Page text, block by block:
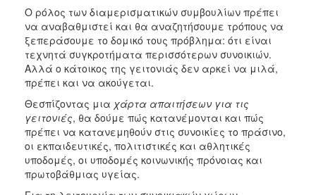
Ο ρόλος των διαμερισματικών συμβουλίων πρέπει
να αναβαθμιστεί και θα αναζητήσουμε τρόπους να
ξεπεράσουμε το δομικό τους πρόβλημα: ότι είναι
τεχνητά συγκροτήματα περισσότερων συνοικιών.
Αλλά ο κάτοικος της γειτονιάς δεν αρκεί να μιλά,
πρέπει και να ακούγεται.
Θεσπίζοντας μια χάρτα απαιτήσεων για τις
γειτονιές, θα δούμε πώς κατανέμονται και πώς
πρέπει να κατανεμηθούν στις συνοικίες το πράσινο,
οι εκπαιδευτικές, πολιτιστικές και αθλητικές
υποδομές, οι υποδομές κοινωνικής πρόνοιας και
πρωτοβάθμιας υγείας.